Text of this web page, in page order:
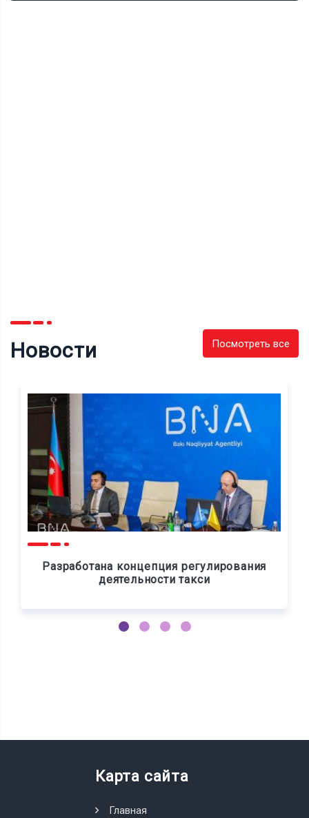
Новости Посмотреть все
Разработана концепция регулирования
деятельности такси
Карта сайта
Главная